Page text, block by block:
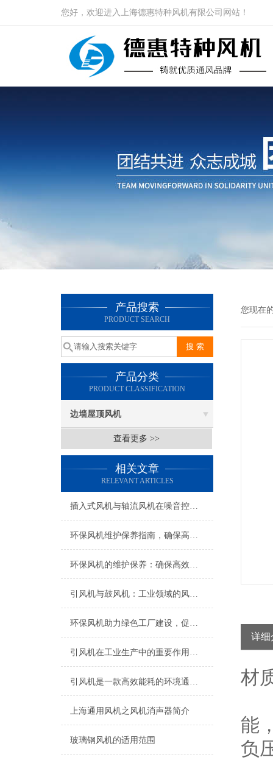
您好，欢迎进入上海德惠特种风机有限公司网站！
产品搜索
PRODUCT SEARCH
产品分类
PRODUCT CLASSIFICATION
边墙屋顶风机
查看更多 >>
相关文章
RELEVANT ARTICLES
插入式风机与轴流风机在噪音控制上有何差异？
环保风机维护保养指南，确保高效稳定运行
环保风机的维护保养：确保高效运行的关键
引风机与鼓风机：工业领域的风动双子星
环保风机助力绿色工厂建设，促进节能减排
引风机在工业生产中的重要作用及发展趋势
引风机是一款高效能耗的环境通风设备
上海​通用风机之风机消声器简介
玻璃钢风机的适用范围
您现在
详细
材
能
负